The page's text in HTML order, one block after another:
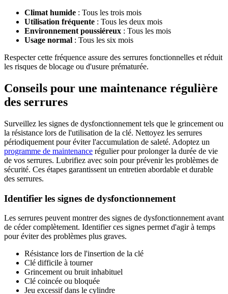
Climat humide : Tous les trois mois
Utilisation fréquente : Tous les deux mois
Environnement poussiéreux : Tous les mois
Usage normal : Tous les six mois
Respecter cette fréquence assure des serrures fonctionnelles et réduit
les risques de blocage ou d'usure prématurée.
Conseils pour une maintenance régulière
des serrures
Surveillez les signes de dysfonctionnement tels que le grincement ou
la résistance lors de l'utilisation de la clé. Nettoyez les serrures
périodiquement pour éviter l'accumulation de saleté. Adoptez un
programme de maintenance régulier pour prolonger la durée de vie
de vos serrures. Lubrifiez avec soin pour prévenir les problèmes de
sécurité. Ces étapes garantissent un entretien abordable et durable
des serrures.
Identifier les signes de dysfonctionnement
Les serrures peuvent montrer des signes de dysfonctionnement avant
de céder complètement. Identifier ces signes permet d'agir à temps
pour éviter des problèmes plus graves.
Résistance lors de l'insertion de la clé
Clé difficile à tourner
Grincement ou bruit inhabituel
Clé coincée ou bloquée
Jeu excessif dans le cylindre